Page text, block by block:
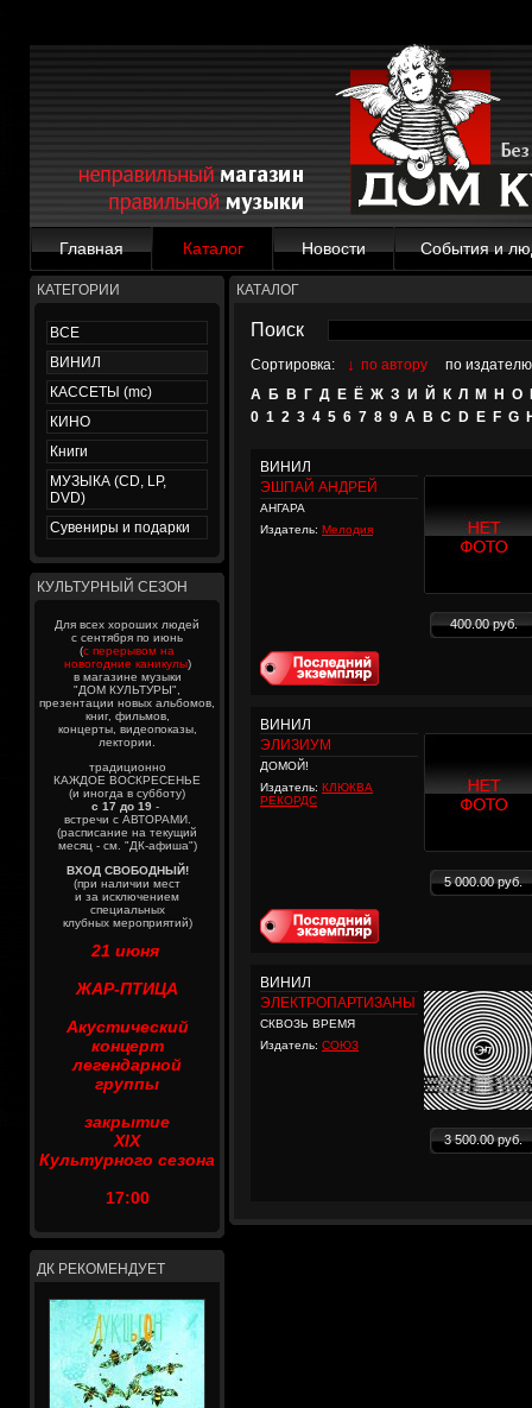
Главная Каталог Новости События и
КАТЕГОРИИ
ВСЕ
ВИНИЛ
КАССЕТЫ (mc)
КИНО
Книги
МУЗЫКА (CD, LP,
DVD)
Сувениры и подарки
КУЛЬТУРНЫЙ СЕЗОН
Для всех хороших людей
с сентября по июнь
(с перерывом на
новогодние каникулы)
в магазине музыки
"ДОМ КУЛЬТУРЫ",
презентации новых альбомов,
книг, фильмов,
концерты, видеопоказы,
лектории.
традиционно
КАЖДОЕ ВОСКРЕСЕНЬЕ
(и иногда в субботу)
с 17 до 19 -
встречи с АВТОРАМИ.
(расписание на текущий
месяц - см. "ДК-афиша")
ВХОД СВОБОДНЫЙ!
(при наличии мест
и за исключением
специальных
клубных мероприятий)
21 июня
ЖАР-ПТИЦА
Акустический
концерт
легендарной
группы
закрытие
XIX
Культурного сезона
17:00
ДК РЕКОМЕНДУЕТ
КАТАЛОГ
Поиск
Сортировка: ↓ по автору
по издателю
А Б В Г Д Е Ё Ж З И Й К Л М Н О
0 1 2 3 4 5 6 7 8 9 A B C D E F G
ВИНИЛ
ЭШПАЙ АНДРЕЙ
АНГАРА
Издатель: Мелодия
400.00 руб.
ВИНИЛ
ЭЛИЗИУМ
ДОМОЙ!
Издатель: КЛЮКВА
РЕКОРДС
5 000.00 руб.
ВИНИЛ
ЭЛЕКТРОПАРТИЗАНЫ
СКВОЗЬ ВРЕМЯ
Издатель: СОЮЗ
3 500.00 руб.